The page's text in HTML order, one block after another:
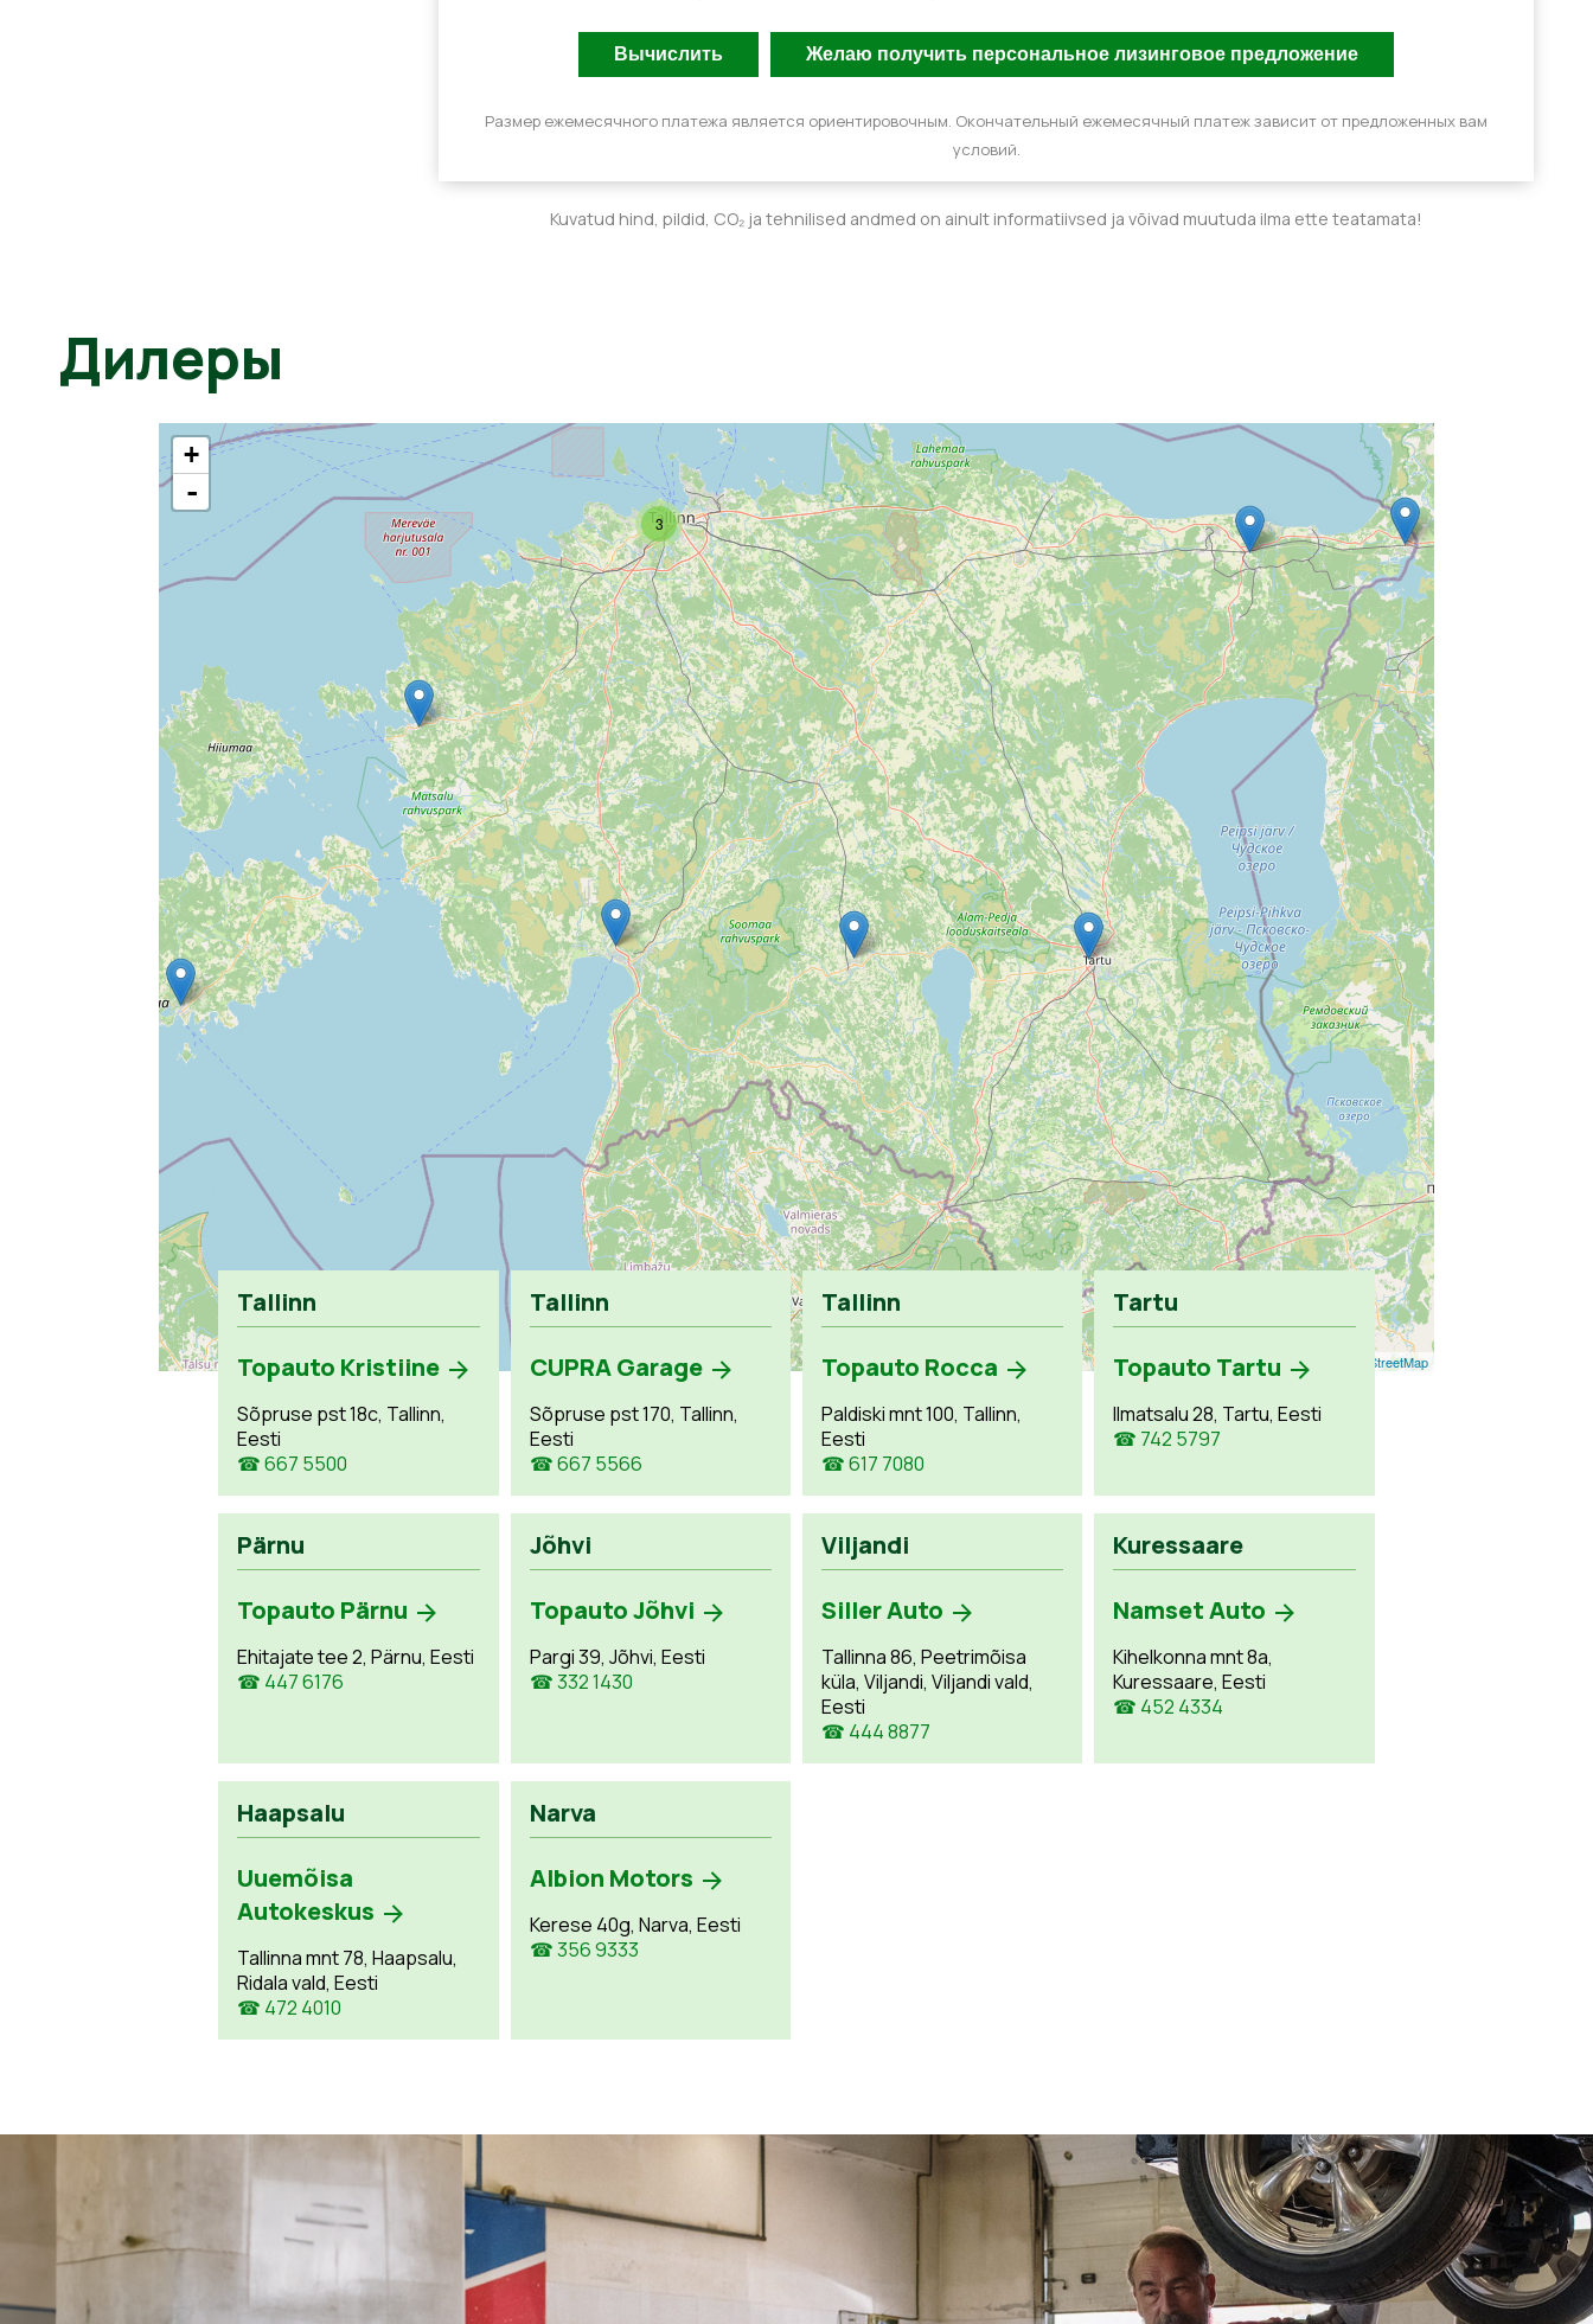
Размер ежемесячного платежа является ориентировочным. Окончательный ежемесячный платеж зависит от предложенных вам
условий.
Kuvatud hind, pildid, CO₂ ja tehnilised andmed on ainult informatiivsed ja võivad muutuda ilma ette teatamata!
Дилеры
3
+
-
Leaflet OpenStreetMap
Tallinn
Topauto Kristiine
Sõpruse pst 18c, Tallinn,
Eesti
☎ 667 5500
Tallinn
CUPRA Garage
Sõpruse pst 170, Tallinn,
Eesti
☎ 667 5566
Tallinn
Topauto Rocca
Paldiski mnt 100, Tallinn,
Eesti
☎ 617 7080
Tartu
Topauto Tartu
Ilmatsalu 28, Tartu, Eesti
☎ 742 5797
Pärnu
Topauto Pärnu
Ehitajate tee 2, Pärnu, Eesti
☎ 447 6176
Jõhvi
Topauto Jõhvi
Pargi 39, Jõhvi, Eesti
☎ 332 1430
Viljandi
Siller Auto
Tallinna 86, Peetrimõisa
küla, Viljandi, Viljandi vald,
Eesti
☎ 444 8877
Kuressaare
Namset Auto
Kihelkonna mnt 8a,
Kuressaare, Eesti
☎ 452 4334
Haapsalu
Uuemõisa
Autokeskus
Tallinna mnt 78, Haapsalu,
Ridala vald, Eesti
☎ 472 4010
Narva
Albion Motors
Kerese 40g, Narva, Eesti
☎ 356 9333